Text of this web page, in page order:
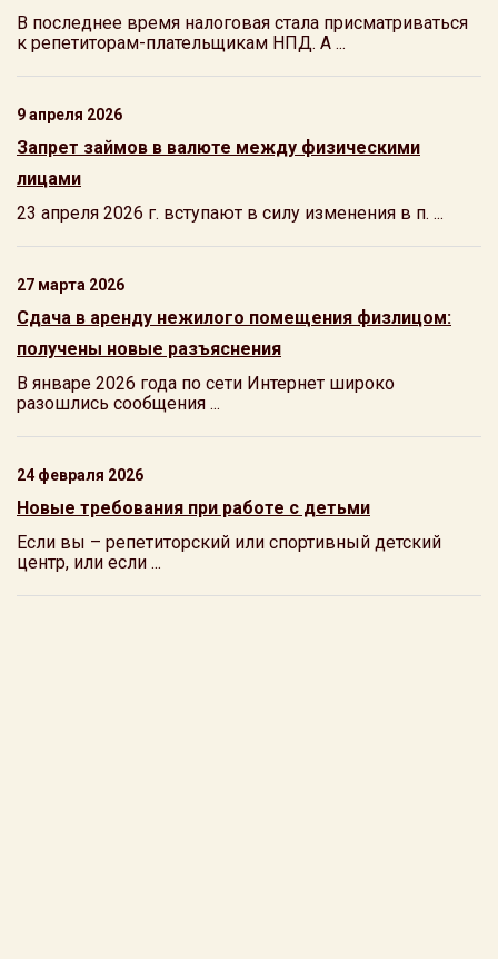
В последнее время налоговая стала присматриваться
к репетиторам-плательщикам НПД. А ...
9 апреля 2026
Запрет займов в валюте между физическими
лицами
23 апреля 2026 г. вступают в силу изменения в п. ...
27 марта 2026
Сдача в аренду нежилого помещения физлицом:
получены новые разъяснения
В январе 2026 года по сети Интернет широко
разошлись сообщения ...
24 февраля 2026
Новые требования при работе с детьми
Если вы – репетиторский или спортивный детский
центр, или если ...